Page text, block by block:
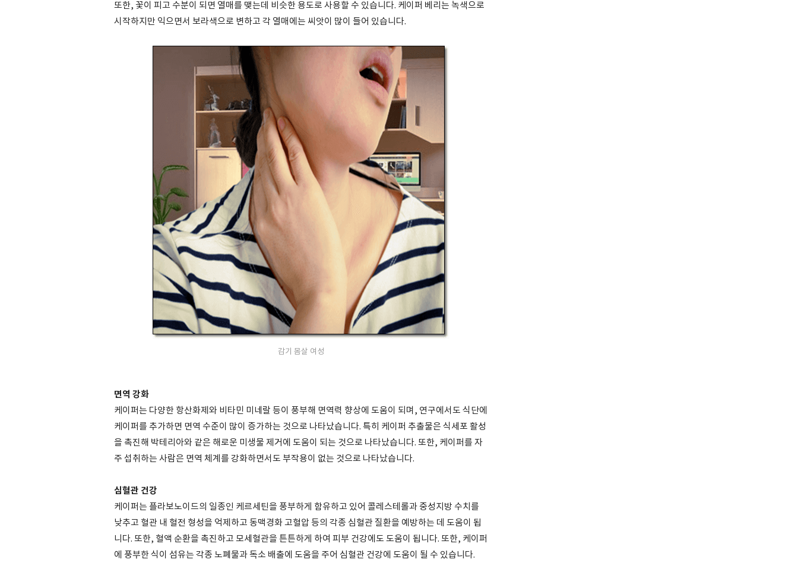
또한, 꽃이 피고 수분이 되면 열매를 맺는데 비슷한 용도로 사용할 수 있습니다. 케이퍼 베리는 녹색으로
시작하지만 익으면서 보라색으로 변하고 각 열매에는 씨앗이 많이 들어 있습니다.
감기 몸살 여성
면역 강화
케이퍼는 다양한 항산화제와 비타민 미네랄 등이 풍부해 면역력 향상에 도움이 되며, 연구에서도 식단에
케이퍼를 추가하면 면역 수준이 많이 증가하는 것으로 나타났습니다. 특히 케이퍼 추출물은 식세포 활성
을 촉진해 박테리아와 같은 해로운 미생물 제거에 도움이 되는 것으로 나타났습니다. 또한, 케이퍼를 자
주 섭취하는 사람은 면역 체계를 강화하면서도 부작용이 없는 것으로 나타났습니다.
심혈관 건강
케이퍼는 플라보노이드의 일종인 케르세틴을 풍부하게 함유하고 있어 콜레스테롤과 중성지방 수치를
낮추고 혈관 내 혈전 형성을 억제하고 동맥경화 고혈압 등의 각종 심혈관 질환을 예방하는 데 도움이 됩
니다. 또한, 혈액 순환을 촉진하고 모세혈관을 튼튼하게 하여 피부 건강에도 도움이 됩니다. 또한, 케이퍼
에 풍부한 식이 섬유는 각종 노폐물과 독소 배출에 도움을 주어 심혈관 건강에 도움이 될 수 있습니다.